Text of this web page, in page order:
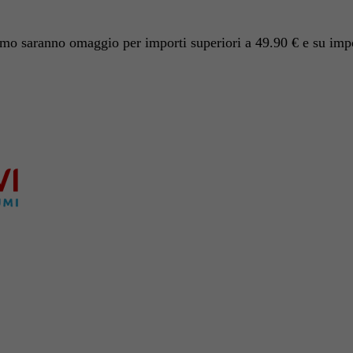
saranno omaggio per importi superiori a 49.90 € e su